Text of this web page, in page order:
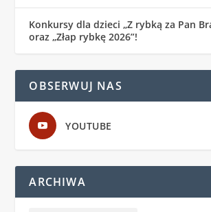
Konkursy dla dzieci „Z rybką za Pan
oraz „Złap rybkę 2026”!
OBSERWUJ NAS
YOUTUBE
ARCHIWA